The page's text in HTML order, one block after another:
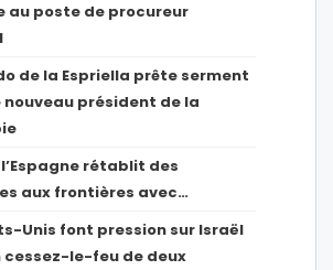
au poste de procureur
de la Espriella prête serment
nouveau président de la
rétablit des
aux frontières avec…
Unis font pression sur Israël
cessez-le-feu de deux